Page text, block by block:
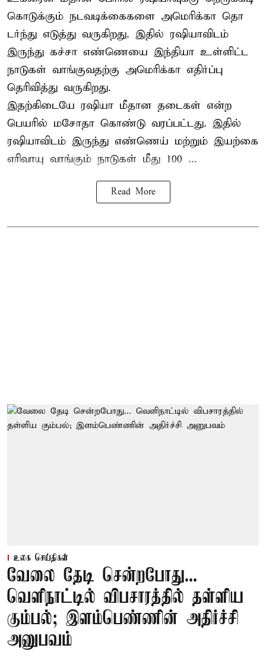
கொடுக்கும் நடவடிக்கைகளை அமெரிக்கா தொ
டர்ந்து எடுத்து வருகிறது. இதில் ரஷியாவிடம்
இருந்து கச்சா எண்ணெயை இந்தியா உள்ளிட்ட
நாடுகள் வாங்குவதற்கு அமெரிக்கா எதிர்ப்பு
தெரிவித்து வருகிறது.
இதற்கிடையே ரஷியா மீதான தடைகள் என்ற
பெயரில் மசோதா கொண்டு வரப்பட்டது. இதில்
ரஷியாவிடம் இருந்து எண்ணெய் மற்றும் இயற்கை
எரிவாயு வாங்கும் நாடுகள் மீது 100 ...
Read More
உலக செய்திகள்
வேலை தேடி சென்றபோது...
வெளிநாட்டில் விபசாரத்தில் தள்ளிய
கும்பல்; இளம்பெண்ணின் அதிர்ச்சி
அனுபவம்